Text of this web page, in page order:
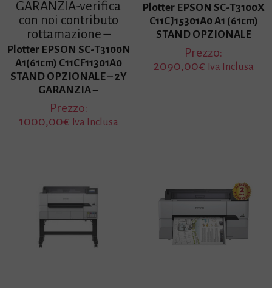
GARANZIA-verifica
con noi contributo
rottamazione –
Plotter EPSON SC-T3100N
A1(61cm) C11CF11301A0
STAND OPZIONALE – 2Y
GARANZIA –
Prezzo:
1000,00€ Iva Inclusa
Plotter EPSON SC-T3100X
C11CJ15301A0 A1 (61cm)
STAND OPZIONALE
Prezzo:
2090,00€ Iva Inclusa